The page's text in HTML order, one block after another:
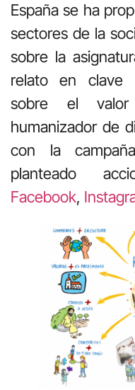
España se ha
sectores de la
sobre la
relato en clave
sobre el valor
humanizador de
con la
planteado
Facebook,